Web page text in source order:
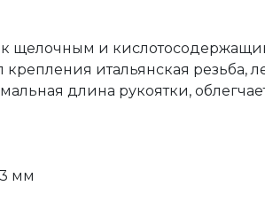
к щелочным и
итальянская резьба,
длина рукоятки,
мм